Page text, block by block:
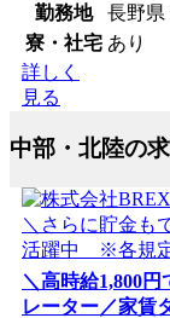
勤務地
長野県
寮・社宅 あり
詳しく
見る
中部・北陸の
＼高時給1,800
レーター／家賃